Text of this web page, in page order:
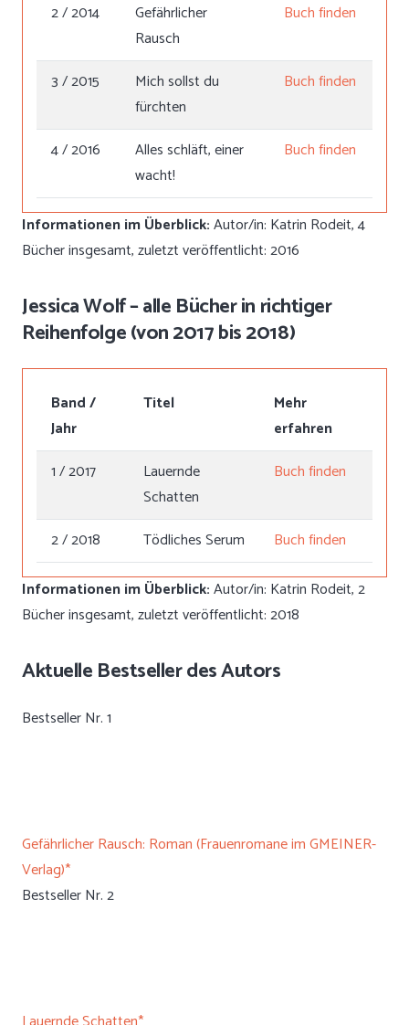
2 / 2014
Gefährlicher
Rausch
Buch finden
3 / 2015
Mich sollst du
fürchten
Buch finden
4 / 2016
Alles schläft, einer
wacht!
Buch finden
Informationen im Überblick:Autor/in: Katrin Rodeit, 4
Bücher insgesamt, zuletzt veröffentlicht: 2016
Jessica Wolf – alle Bücher in richtiger
Reihenfolge (von 2017 bis 2018)
Band /
Jahr
Titel
Mehr
erfahren
1 / 2017
Lauernde
Schatten
Buch finden
2 / 2018 Tödliches Serum
Buch finden
Informationen im Überblick:Autor/in: Katrin Rodeit, 2
Bücher insgesamt, zuletzt veröffentlicht: 2018
Aktuelle Bestseller des Autors
Bestseller Nr. 1
Gefährlicher Rausch: Roman (Frauenromane im GMEINER-
Verlag)*
Bestseller Nr. 2